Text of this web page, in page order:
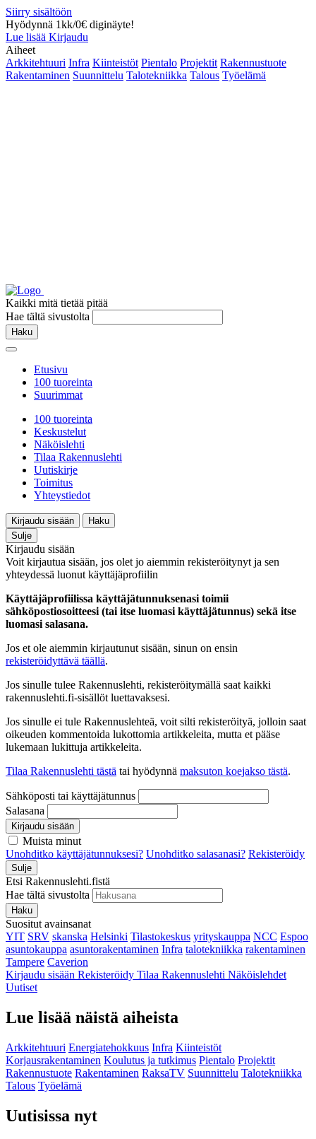
Siirry sisältöön
Hyödynnä 1kk/0€ diginäyte!
Lue lisää Kirjaudu
Aiheet
Arkkitehtuuri Infra Kiinteistöt Pientalo Projektit Rakennustuote
Rakentaminen Suunnittelu Talotekniikka Talous Työelämä
Kaikki mitä tietää pitää
Hae tältä sivustolta
Haku
Etusivu
100 tuoreinta
Suurimmat
100 tuoreinta
Keskustelut
Näköislehti
Tilaa Rakennuslehti
Uutiskirje
Toimitus
Yhteystiedot
Kirjaudu sisään
Haku
Sulje
Kirjaudu sisään
Voit kirjautua sisään, jos olet jo aiemmin rekisteröitynyt ja sen
yhteydessä luonut käyttäjäprofiilin
Käyttäjäprofiilissa käyttäjätunnuksenasi toimii
sähköpostiosoitteesi (tai itse luomasi käyttäjätunnus) sekä itse
luomasi salasana.
Jos et ole aiemmin kirjautunut sisään, sinun on ensin
rekisteröidyttävä täällä.
Jos sinulle tulee Rakennuslehti, rekisteröitymällä saat kaikki
rakennuslehti.fi-sisällöt luettavaksesi.
Jos sinulle ei tule Rakennuslehteä, voit silti rekisteröityä, jolloin saat
oikeuden kommentoida lukottomia artikkeleita, mutta et pääse
lukemaan lukittuja artikkeleita.
Tilaa Rakennuslehti tästä tai hyödynnä maksuton koejakso tästä.
Sähköposti tai käyttäjätunnus
Salasana
Kirjaudu sisään
Muista minut
Unohditko käyttäjätunnuksesi? Unohditko salasanasi? Rekisteröidy
Sulje
Etsi Rakennuslehti.fistä
Hae tältä sivustolta
Haku
Suositut avainsanat
YIT SRV skanska Helsinki Tilastokeskus yrityskauppa NCC Espoo
asuntokauppa asuntorakentaminen Infra talotekniikka rakentaminen
Tampere Caverion
Kirjaudu sisään Rekisteröidy Tilaa Rakennuslehti Näköislehdet
Uutiset
Lue lisää näistä aiheista
Arkkitehtuuri Energiatehokkuus Infra Kiinteistöt
Korjausrakentaminen Koulutus ja tutkimus Pientalo Projektit
Rakennustuote Rakentaminen RaksaTV Suunnittelu Talotekniikka
Talous Työelämä
Uutisissa nyt